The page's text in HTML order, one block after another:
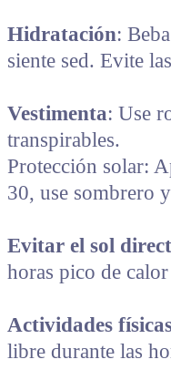
Hidratación:
siente sed. Evite
Vestimenta: Use
transpirables.
Protección solar:
30, use sombrero
Evitar el sol
horas pico de
Actividades
libre durante las